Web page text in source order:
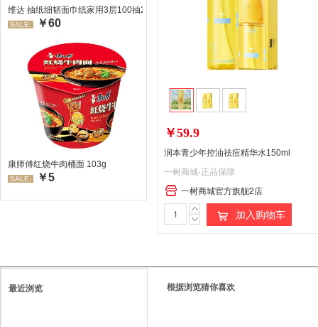
维达 抽纸细韧面巾纸家用3层100抽24包/箱 超值装 偏远地区不发货偏远地区:(含
SALE: ￥60
康师傅红烧牛肉桶面 103g
SALE: ￥5
￥59.9
润本青少年控油祛痘精华水150ml
一树商城-正品保障
一树商城官方旗舰2店
加入购物车
最近浏览 根据浏览猜你喜欢